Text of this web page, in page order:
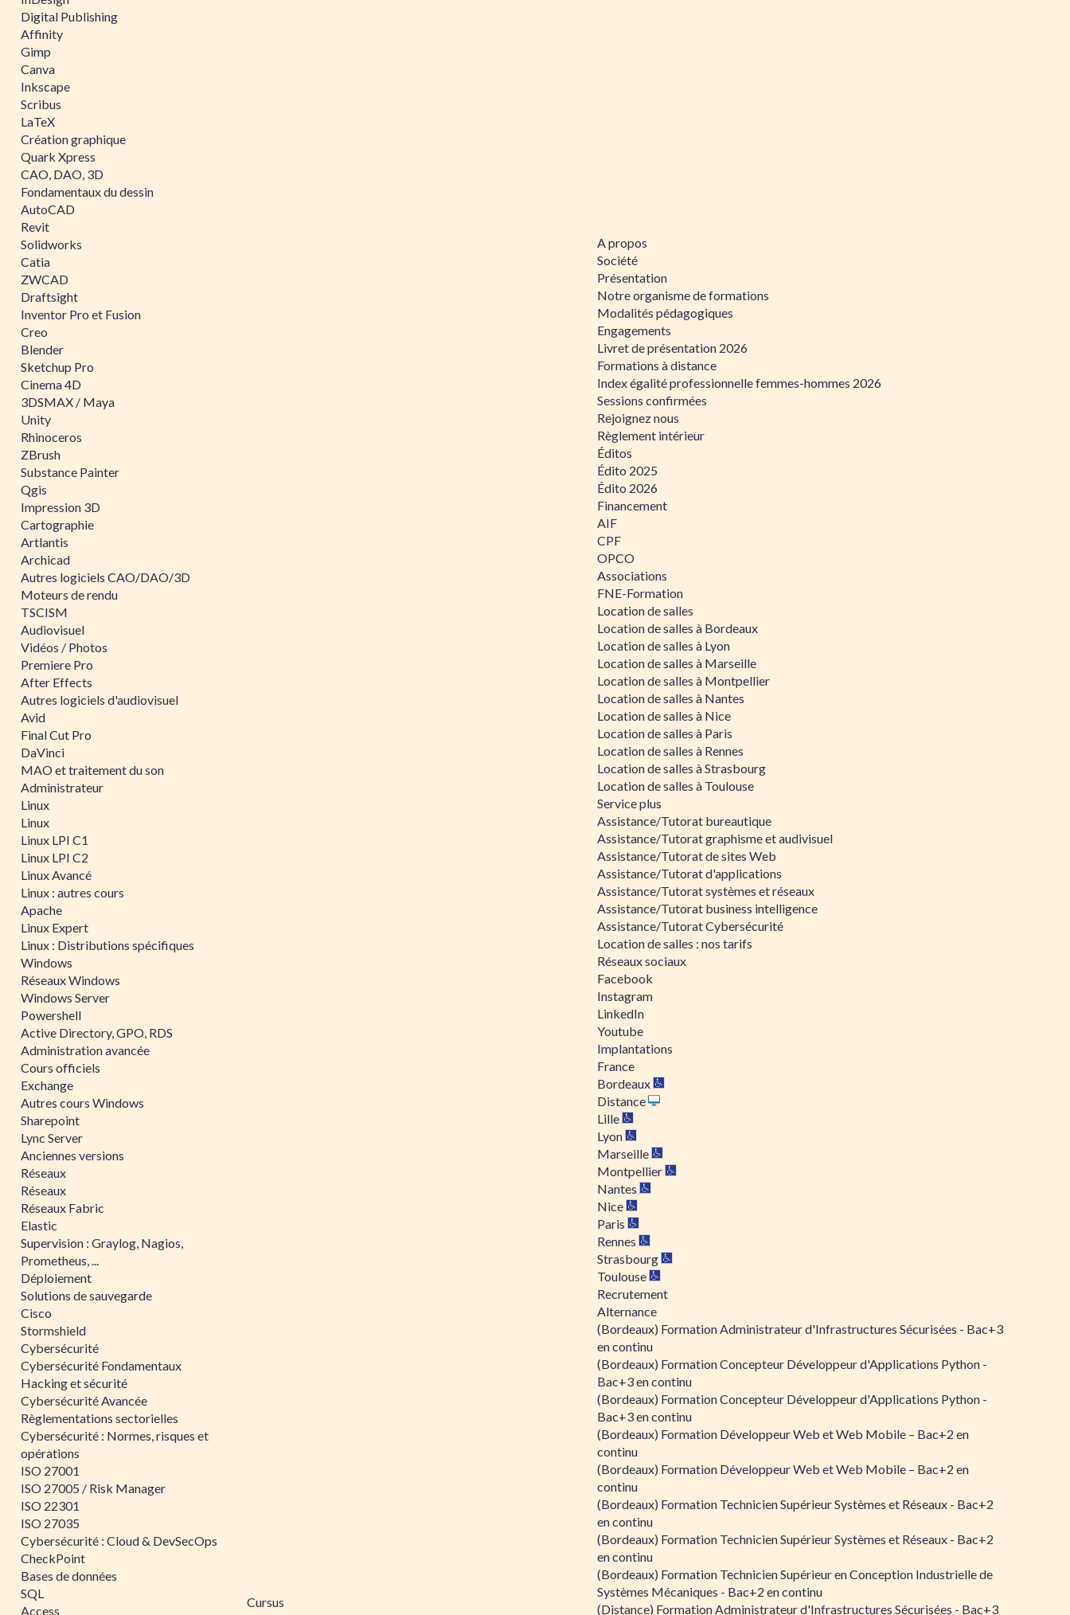
Digital Publishing
Affinity
Gimp
Canva
Inkscape
Scribus
LaTeX
Création graphique
Quark Xpress
CAO, DAO, 3D
Fondamentaux du dessin
AutoCAD
Revit
Solidworks
Catia
ZWCAD
Draftsight
Inventor Pro et Fusion
Creo
Blender
Sketchup Pro
Cinema 4D
3DSMAX / Maya
Unity
Rhinoceros
ZBrush
Substance Painter
Qgis
Impression 3D
Cartographie
Artlantis
Archicad
Autres logiciels CAO/DAO/3D
Moteurs de rendu
TSCISM
Audiovisuel
Vidéos / Photos
Premiere Pro
After Effects
Autres logiciels d'audiovisuel
Avid
Final Cut Pro
DaVinci
MAO et traitement du son
Administrateur
Linux
Linux
Linux LPI C1
Linux LPI C2
Linux Avancé
Linux : autres cours
Apache
Linux Expert
Linux : Distributions spécifiques
Windows
Réseaux Windows
Windows Server
Powershell
Active Directory, GPO, RDS
Administration avancée
Cours officiels
Exchange
Autres cours Windows
Sharepoint
Lync Server
Anciennes versions
Réseaux
Réseaux
Réseaux Fabric
Elastic
Supervision : Graylog, Nagios,
Prometheus, ...
Déploiement
Solutions de sauvegarde
Cisco
Stormshield
Cybersécurité
Cybersécurité Fondamentaux
Hacking et sécurité
Cybersécurité Avancée
Règlementations sectorielles
Cybersécurité : Normes, risques et
opérations
ISO 27001
ISO 27005 / Risk Manager
ISO 22301
ISO 27035
Cybersécurité : Cloud & DevSecOps
CheckPoint
Bases de données
SQL
Access
Cursus
A propos
Société
Présentation
Notre organisme de formations
Modalités pédagogiques
Engagements
Livret de présentation 2026
Formations à distance
Index égalité professionnelle femmes-hommes 2026
Sessions confirmées
Rejoignez nous
Règlement intérieur
Éditos
Édito 2025
Édito 2026
Financement
AIF
CPF
OPCO
Associations
FNE-Formation
Location de salles
Location de salles à Bordeaux
Location de salles à Lyon
Location de salles à Marseille
Location de salles à Montpellier
Location de salles à Nantes
Location de salles à Nice
Location de salles à Paris
Location de salles à Rennes
Location de salles à Strasbourg
Location de salles à Toulouse
Service plus
Assistance/Tutorat bureautique
Assistance/Tutorat graphisme et audivisuel
Assistance/Tutorat de sites Web
Assistance/Tutorat d'applications
Assistance/Tutorat systèmes et réseaux
Assistance/Tutorat business intelligence
Assistance/Tutorat Cybersécurité
Location de salles : nos tarifs
Réseaux sociaux
Facebook
Instagram
LinkedIn
Youtube
Implantations
France
Bordeaux
Distance
Lille
Lyon
Marseille
Montpellier
Nantes
Nice
Paris
Rennes
Strasbourg
Toulouse
Recrutement
Alternance
(Bordeaux) Formation Administrateur d'Infrastructures Sécurisées - Bac+3
en continu
(Bordeaux) Formation Concepteur Développeur d'Applications Python -
Bac+3 en continu
(Bordeaux) Formation Concepteur Développeur d'Applications Python -
Bac+3 en continu
(Bordeaux) Formation Développeur Web et Web Mobile – Bac+2 en
continu
(Bordeaux) Formation Développeur Web et Web Mobile – Bac+2 en
continu
(Bordeaux) Formation Technicien Supérieur Systèmes et Réseaux - Bac+2
en continu
(Bordeaux) Formation Technicien Supérieur Systèmes et Réseaux - Bac+2
en continu
(Bordeaux) Formation Technicien Supérieur en Conception Industrielle de
Systèmes Mécaniques - Bac+2 en continu
(Distance) Formation Administrateur d'Infrastructures Sécurisées - Bac+3